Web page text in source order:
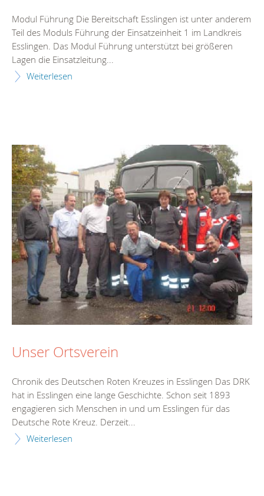
Modul Führung Die Bereitschaft Esslingen ist unter anderem
Teil des Moduls Führung der Einsatzeinheit 1 im Landkreis
Esslingen. Das Modul Führung unterstützt bei größeren
Lagen die Einsatzleitung...
Weiterlesen
Unser Ortsverein
Chronik des Deutschen Roten Kreuzes in Esslingen Das DRK
hat in Esslingen eine lange Geschichte. Schon seit 1893
engagieren sich Menschen in und um Esslingen für das
Deutsche Rote Kreuz. Derzeit...
Weiterlesen